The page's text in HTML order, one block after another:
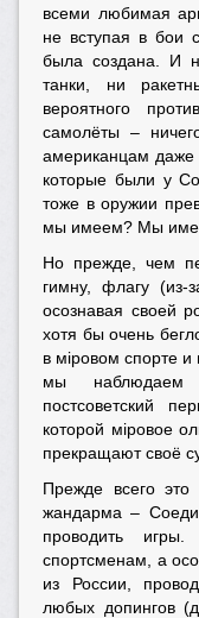
всеми любимая
не вступая в бои
была создана. И
танки, ни
вероятного
самолёты –
американцам даже
которые были у
тоже в оружии
мы имеем? Мы
Но прежде, чем
гимну, флагу (из-
осознавая своей
хотя бы очень
в мiровом спорте
мы наблюдаем
постсоветский
которой мiровое
прекращают своё
Прежде всего это
жандарма –
проводить
спортсменам, а
из России,
любых допингов